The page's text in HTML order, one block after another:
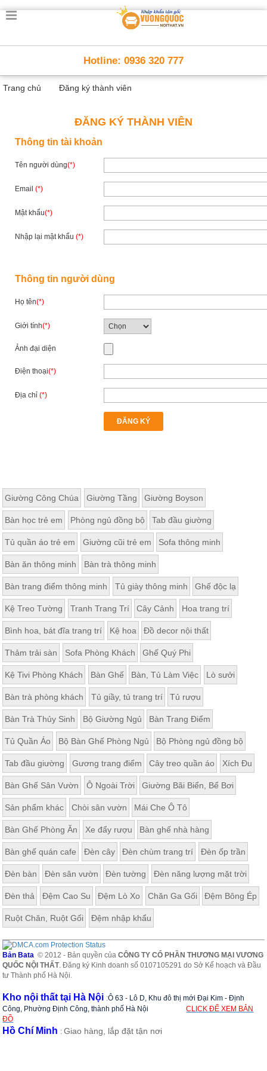
Trang
Thông
Minh
Thất
Thất
Khách
Nội
Phòng
Thất
Phòng
Ăn
Bàn
ăn,
ghế
ăn,
kệ
bếp
Nội
Thất
Ban
Công,
Vườn
Bàn
ghế
ban
xích
đu,
ghế...
Phụ
Kiện
Trang
Trí
Cây
, đồ
trang
trí
Nội
Thất
Nhà
Hàng
Nhà
Hàng
Hotline: 0936 320 777
Trang chủ Đăng ký thành viên
ĐĂNG KÝ THÀNH VIÊN
Thông tin tài khoản
Tên người dùng(*)
Email (*)
Mật khẩu(*)
Nhập lại mật khẩu (*)
Thông tin người dùng
Họ tên(*)
Giới tính(*)
Ảnh đại diện
Điện thoại(*)
Địa chỉ (*)
ĐĂNG KÝ
Giường Công Chúa Giường Tầng Giường Boyson
Bàn học trẻ em Phòng ngủ đồng bộ Tab đầu giường
Tủ quần áo trẻ em Giường cũi trẻ em Sofa thông minh
Bàn ăn thông minh Bàn trà thông minh
Bàn trang điểm thông minh Tủ giày thông minh Ghế độc lạ
Kệ Treo Tường Tranh Trang Trí Cây Cảnh Hoa trang trí
Bình hoa, bát đĩa trang trí Kệ hoa Đồ decor nội thất
Thảm trải sàn Sofa Phòng Khách Ghế Quý Phi
Kệ Tivi Phòng Khách Bàn Ghế Bàn, Tủ Làm Việc Lò sưởi
Bàn trà phòng khách Tủ giầy, tủ trang trí Tủ rượu
Bàn Trà Thủy Sinh Bộ Giường Ngủ Bàn Trang Điểm
Tủ Quần Áo Bộ Bàn Ghế Phòng Ngủ Bộ Phòng ngủ đồng bộ
Tab đầu giường Gương trang điểm Cây treo quần áo Xích Đu
Bàn Ghế Sân Vườn Ô Ngoài Trời Giường Bãi Biển, Bể Bơi
Sản phẩm khác Chòi sân vườn Mái Che Ô Tô
Bàn Ghế Phòng Ăn Xe đẩy rượu Bàn ghế nhà hàng
Bàn ghế quán cafe Đèn cây Đèn chùm trang trí Đèn ốp trần
Đèn bàn Đèn sân vườn Đèn tường Đèn năng lượng mặt trời
Đèn thả Đệm Cao Su Đệm Lò Xo Chăn Ga Gối Đệm Bông Ép
Ruột Chăn, Ruột Gối Đệm nhập khẩu
Bản Bata © 2012 - Bản quyền củaCÔNG TY CỔ PHẦN THƯƠNG MẠI VƯƠNG
QUỐC NỘI THẤT. Đăng ký Kinh doanh số 0107105291 do Sở Kế hoạch và Đầu
tư Thành phố Hà Nội.
Kho nội thất tại Hà Nội :Ô 63 - Lô D, Khu đô thị mới Đại Kim - Định
Công, Phường Định Công, thành phố Hà Nội
CLICK ĐỂ XEM BẢN
ĐỒ
Hồ Chí Minh :Giao hàng, lắp đặt tận nơi